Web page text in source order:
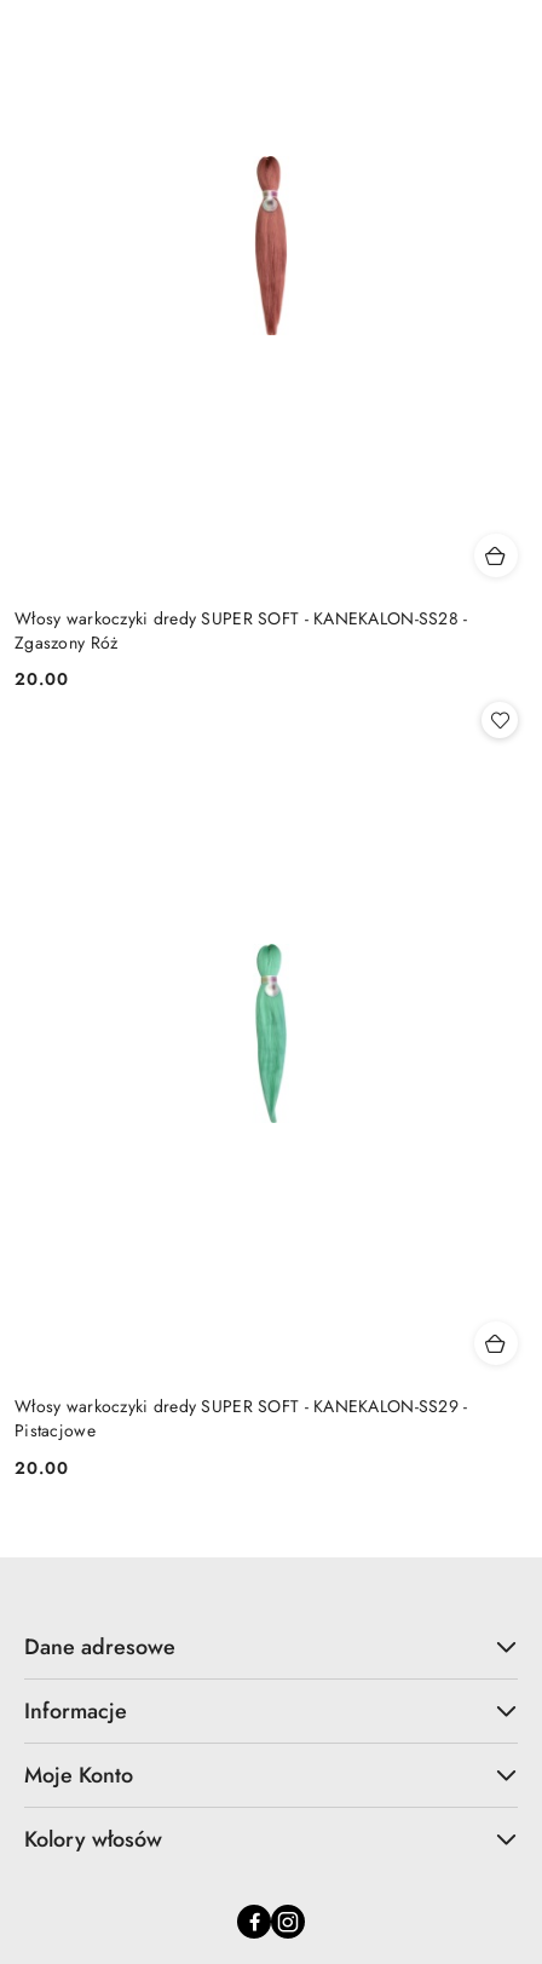
Włosy warkoczyki dredy SUPER SOFT - KANEKALON-SS28 -
Zgaszony Róż
Cena:
20.00
Włosy warkoczyki dredy SUPER SOFT - KANEKALON-SS29 -
Pistacjowe
Cena:
20.00
Dane adresowe
Informacje
Moje Konto
Kolory włosów